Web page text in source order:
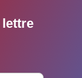
lettre